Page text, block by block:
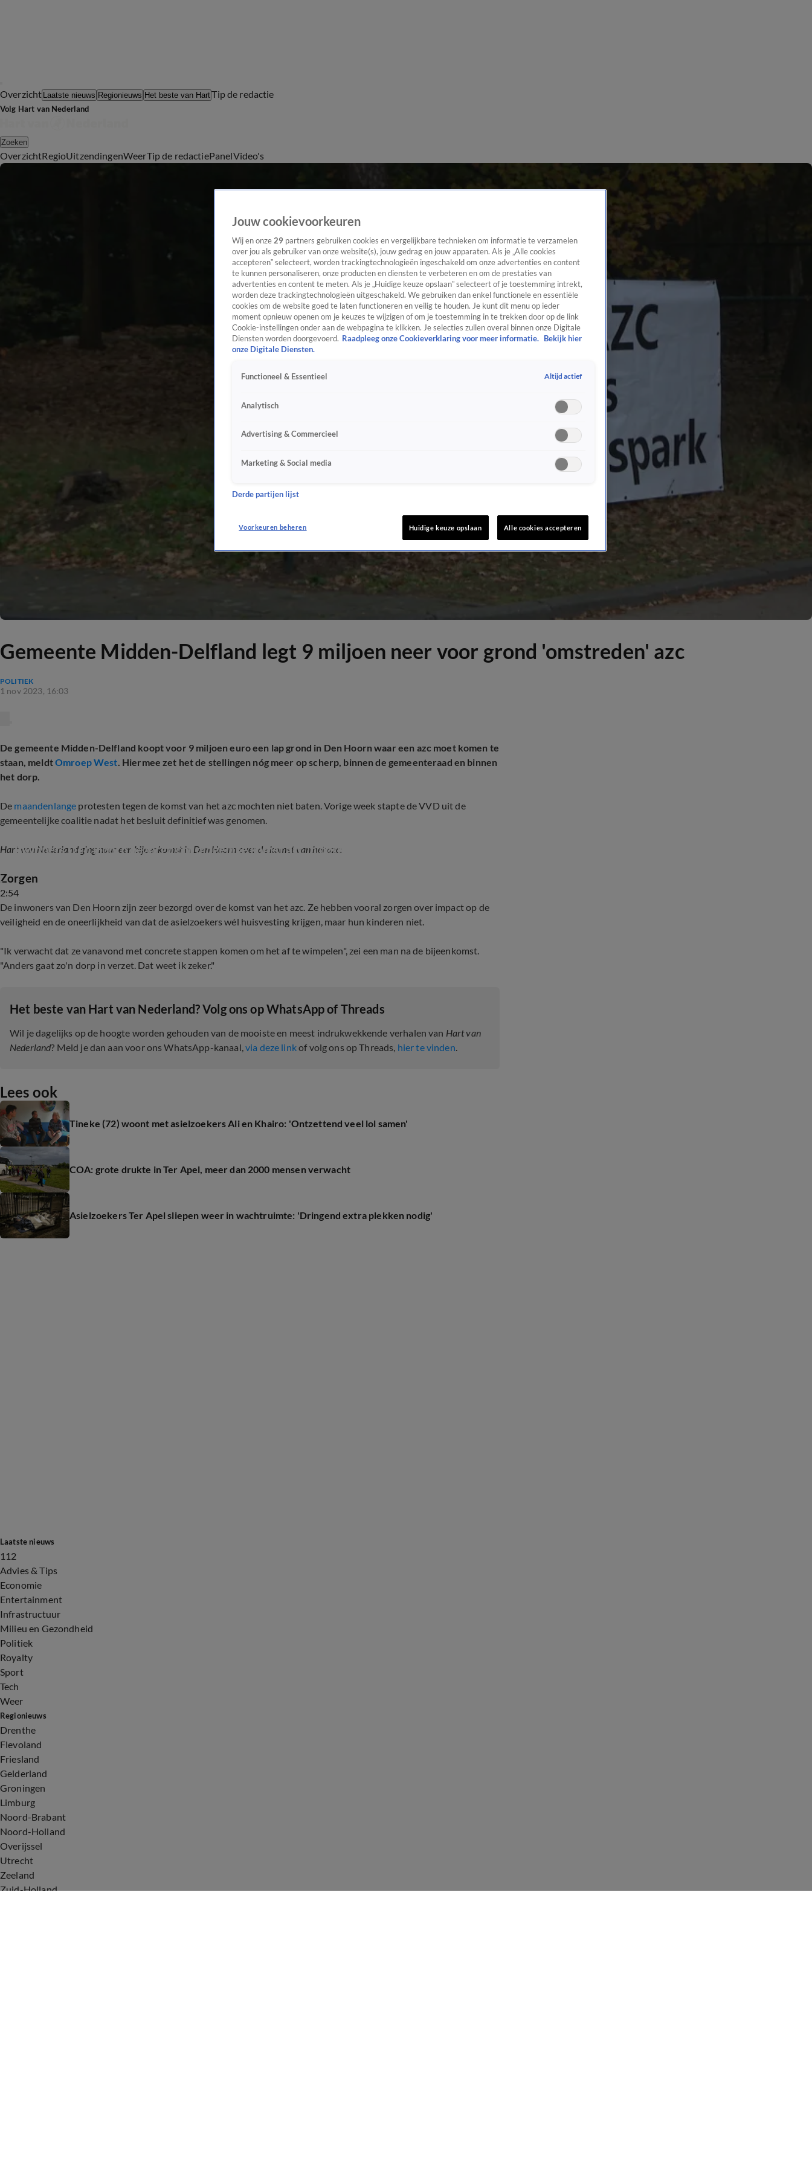
Overzicht Laatste nieuws Regionieuws Het beste van HartTip de redactie
Volg Hart van Nederland
Zoeken
OverzichtRegioUitzendingenWeerTip de redactiePanelVideo's
Gemeente Midden-Delfland legt 9 miljoen neer voor grond 'omstreden' azc
POLITIEK
1 nov 2023, 16:03
De gemeente Midden-Delfland koopt voor 9 miljoen euro een lap grond in Den Hoorn waar een azc moet komen te
staan, meldtOmroep West. Hiermee zet het de stellingen nóg meer op scherp, binnen de gemeenteraad en binnen
het dorp.
De maandenlange protesten tegen de komst van het azc mochten niet baten. Vorige week stapte de VVD uit de
gemeentelijke coalitie nadat het besluit definitief was genomen.
Hart van Nederland ging naar een bijeenkomst in Den Hoorn over de komst van het azc:
2:54
Inwoners Den Hoorn bezorgd om mogelijke komst azc in dorp
Zorgen
De inwoners van Den Hoorn zijn zeer bezorgd over de komst van het azc. Ze hebben vooral zorgen over impact op de
veiligheid en de oneerlijkheid van dat de asielzoekers wél huisvesting krijgen, maar hun kinderen niet.
"Ik verwacht dat ze vanavond met concrete stappen komen om het af te wimpelen", zei een man na de bijeenkomst.
"Anders gaat zo'n dorp in verzet. Dat weet ik zeker."
Het beste van Hart van Nederland? Volg ons op WhatsApp of Threads
Wil je dagelijks op de hoogte worden gehouden van de mooiste en meest indrukwekkende verhalen van Hart van
Nederland? Meld je dan aan voor ons WhatsApp-kanaal,via deze linkof volg ons op Threads, hier te vinden.
Lees ook
Tineke (72) woont met asielzoekers Ali en Khairo: 'Ontzettend veel lol samen'
COA: grote drukte in Ter Apel, meer dan 2000 mensen verwacht
Asielzoekers Ter Apel sliepen weer in wachtruimte: 'Dringend extra plekken nodig'
Laatste nieuws
112
Advies & Tips
Economie
Entertainment
Infrastructuur
Milieu en Gezondheid
Politiek
Royalty
Sport
Tech
Weer
Regionieuws
Drenthe
Flevoland
Friesland
Gelderland
Groningen
Limburg
Noord-Brabant
Noord-Holland
Overijssel
Utrecht
Zeeland
Zuid-Holland
Jouw cookievoorkeuren
Wij en onze 29 partners gebruiken cookies en vergelijkbare technieken om informatie te verzamelen
over jou als gebruiker van onze website(s), jouw gedrag en jouw apparaten. Als je „Alle cookies
accepteren” selecteert, worden trackingtechnologieën ingeschakeld om onze advertenties en content
te kunnen personaliseren, onze producten en diensten te verbeteren en om de prestaties van
advertenties en content te meten. Als je „Huidige keuze opslaan” selecteert of je toestemming intrekt,
worden deze trackingtechnologieën uitgeschakeld. We gebruiken dan enkel functionele en essentiële
cookies om de website goed te laten functioneren en veilig te houden. Je kunt dit menu op ieder
moment opnieuw openen om je keuzes te wijzigen of om je toestemming in te trekken door op de link
Cookie-instellingen onder aan de webpagina te klikken. Je selecties zullen overal binnen onze Digitale
Diensten worden doorgevoerd. Raadpleeg onze Cookieverklaring voor meer informatie.
Bekijk hier
onze Digitale Diensten.
Functioneel & Essentieel Altijd actief
Analytisch
Advertising & Commercieel
Marketing & Social media
Derde partijen lijst
Voorkeuren beheren Huidige keuze opslaan Alle cookies accepteren